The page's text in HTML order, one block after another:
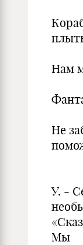
Нам
Не
У. -
Мы